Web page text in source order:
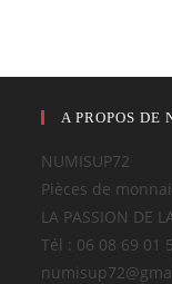
A PROPOS DE
NUMISUP72
Pièces de
LA PASSION DE
Tél : 06 08 69 01